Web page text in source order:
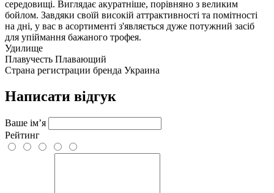
середовищі. Виглядає акуратніше, порівняно з великим
бойлом. Завдяки своїй високій аттрактивності та помітності
на дні, у вас в асортименті з'являється дуже потужний засіб
для упіймання бажаного трофея.
Удилище
Плавучесть Плавающий
Страна регистрации бренда Украина
Написати відгук
Ваше ім’я
Рейтинг